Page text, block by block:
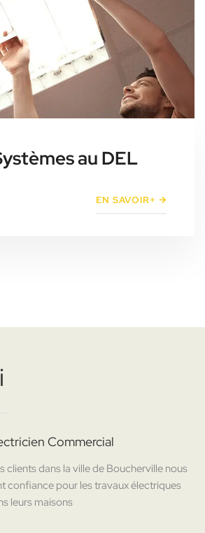
au DEL
EN SAVOIR+
Commercial
clients dans la ville de Boucherville nous
confiance pour les travaux électriques
leurs maisons